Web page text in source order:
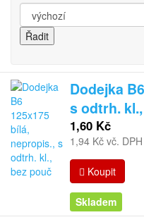
Dodejka
s odtrh.
1,60 Kč
1,94 Kč vč. DPH
Koupit
Skladem